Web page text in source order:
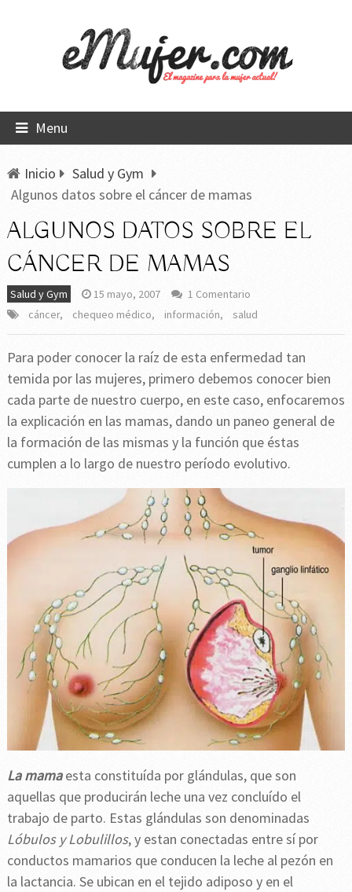
Menu
Inicio
Salud y Gym
Algunos datos sobre el cáncer de mamas
ALGUNOS DATOS SOBRE EL
CÁNCER DE MAMAS
Salud y Gym 15 mayo, 2007
1 Comentario
cáncer, chequeo médico, información, salud
Para poder conocer la raíz de esta enfermedad tan
temida por las mujeres, primero debemos conocer bien
cada parte de nuestro cuerpo, en este caso, enfocaremos
la explicación en las mamas, dando un paneo general de
la formación de las mismas y la función que éstas
cumplen a lo largo de nuestro período evolutivo.
La mamaesta constituída por glándulas, que son
aquellas que producirán leche una vez concluído el
trabajo de parto. Estas glándulas son denominadas
Lóbulos y Lobulillos, y estan conectadas entre sí por
conductos mamarios que conducen la leche al pezón en
la lactancia. Se ubican en el tejido adiposo y en el